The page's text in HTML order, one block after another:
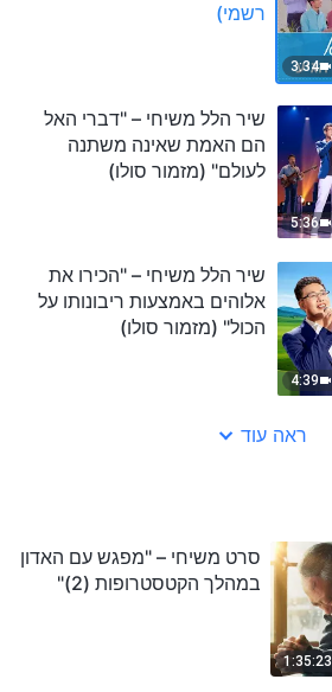
3:34
רשמי)
5:36
שיר הלל משיחי – "דברי האל
הם האמת שאינה משתנה
לעולם" (מזמור סולו)
4:39
שיר הלל משיחי – "הכירו את
אלוהים באמצעות ריבונותו על
הכול" (מזמור סולו)
ראה עוד
1:35:23
סרט משיחי – "מפגש עם האדון
במהלך הקטסטרופות (2)"